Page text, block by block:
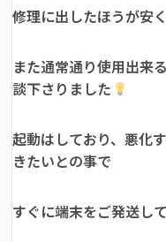
修理に出したほうが安
また通常通り使用出来
談下さりました
起動はしており、悪化
きたいとの事で
すぐに端末をご発送し